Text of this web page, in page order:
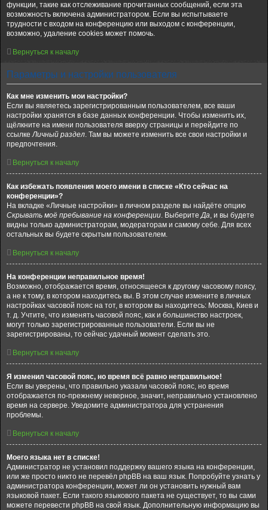
функции, такие как отслеживание прочитанных сообщений, если эта
возможность включена администратором. Если вы испытываете
трудности с входом на конференцию или выходом с конференции,
возможно, удаление cookies может помочь.
Вернуться к началу
Параметры и настройки пользователя
Как мне изменить мои настройки?
Если вы являетесь зарегистрированным пользователем, все ваши
настройки хранятся в базе данных конференции. Чтобы изменить их,
щёлкните на имени пользователя вверху страницы и перейдите по
ссылкеЛичный раздел. Там вы можете изменить все свои настройки и
предпочтения.
Вернуться к началу
Как избежать появления моего имени в списке «Кто сейчас на
конференции»?
На вкладке «Личные настройки» в личном разделе вы найдёте опцию
Скрывать моё пребывание на конференции. ВыберитеДа, и вы будете
видны только администраторам, модераторам и самому себе. Для всех
остальных вы будете скрытым пользователем.
Вернуться к началу
На конференции неправильное время!
Возможно, отображается время, относящееся к другому часовому поясу,
а не к тому, в котором находитесь вы. В этом случае измените в личных
настройках часовой пояс на тот, в котором вы находитесь: Москва, Киев и
т. д. Учтите, что изменять часовой пояс, как и большинство настроек,
могут только зарегистрированные пользователи. Если вы не
зарегистрированы, то сейчас удачный момент сделать это.
Вернуться к началу
Я изменил часовой пояс, но время всё равно неправильное!
Если вы уверены, что правильно указали часовой пояс, но время
отображается по-прежнему неверное, значит, неправильно установлено
время на сервере. Уведомите администратора для устранения
проблемы.
Вернуться к началу
Моего языка нет в списке!
Администратор не установил поддержку вашего языка на конференции,
или же просто никто не перевёл phpBB на ваш язык. Попробуйте узнать у
администратора конференции, может ли он установить нужный вам
языковой пакет. Если такого языкового пакета не существует, то вы сами
можете перевести phpBB на свой язык. Дополнительную информацию вы